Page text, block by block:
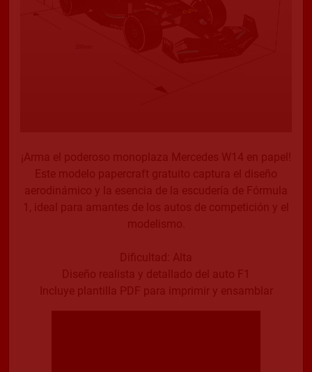
¡Arma el poderoso monoplaza Mercedes W14 en papel!
Este modelo papercraft gratuito captura el diseño
aerodinámico y la esencia de la escudería de Fórmula
1, ideal para amantes de los autos de competición y el
modelismo.
Dificultad: Alta
Diseño realista y detallado del auto F1
Incluye plantilla PDF para imprimir y ensamblar